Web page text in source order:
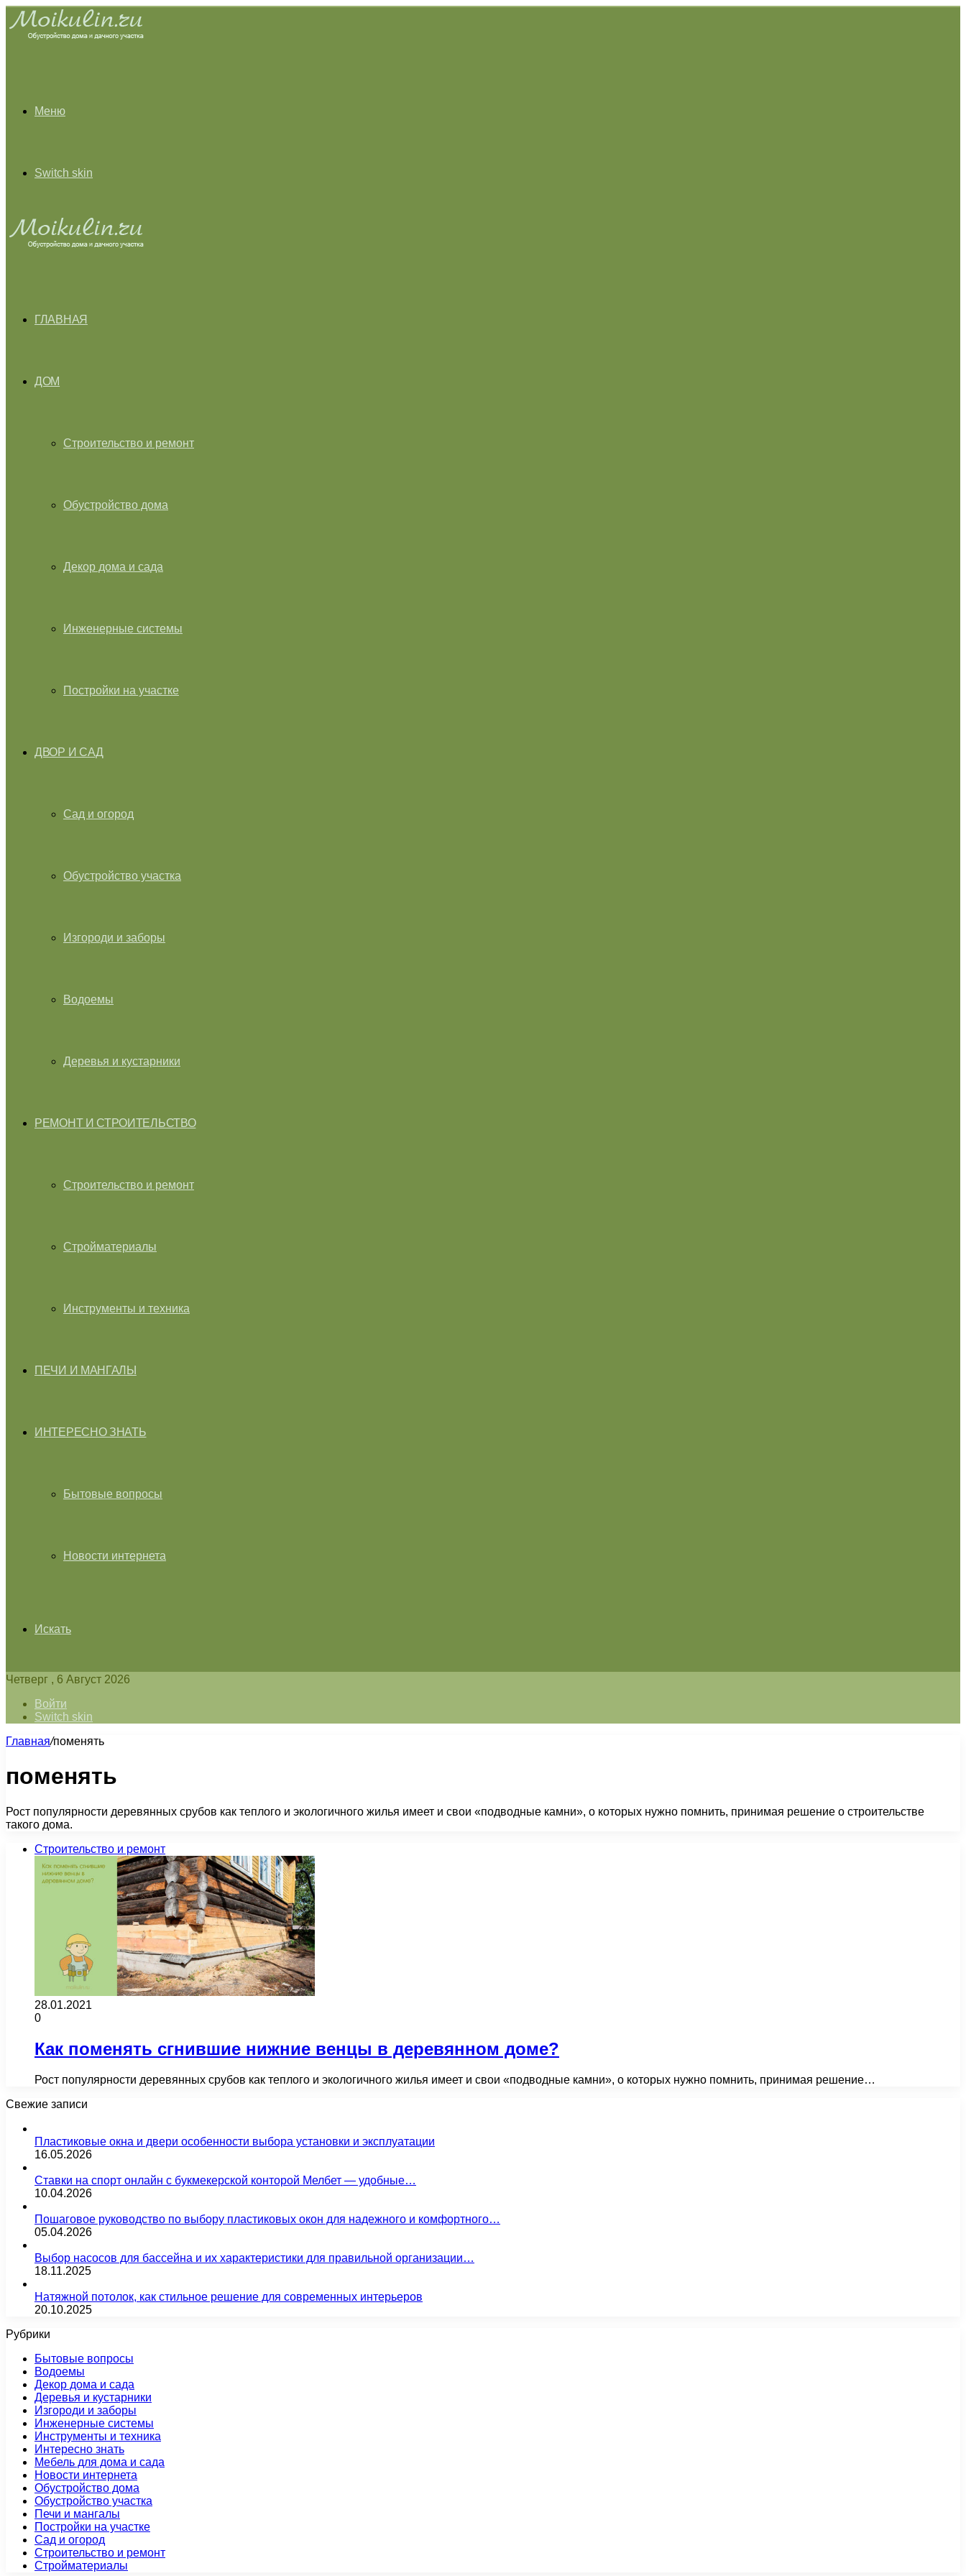
Меню
Switch skin
ГЛАВНАЯ
ДОМ
Строительство и ремонт
Обустройство дома
Декор дома и сада
Инженерные системы
Постройки на участке
ДВОР И САД
Сад и огород
Обустройство участка
Изгороди и заборы
Водоемы
Деревья и кустарники
РЕМОНТ И СТРОИТЕЛЬСТВО
Строительство и ремонт
Стройматериалы
Инструменты и техника
ПЕЧИ И МАНГАЛЫ
ИНТЕРЕСНО ЗНАТЬ
Бытовые вопросы
Новости интернета
Искать
Четверг , 6 Август 2026
Войти
Switch skin
Главная/поменять
поменять
Рост популярности деревянных срубов как теплого и экологичного жилья имеет и свои «подводные камни», о которых нужно помнить, принимая решение о строительстве
такого дома.
Строительство и ремонт
28.01.2021
0
Как поменять сгнившие нижние венцы в деревянном доме?
Рост популярности деревянных срубов как теплого и экологичного жилья имеет и свои «подводные камни», о которых нужно помнить, принимая решение…
Свежие записи
Пластиковые окна и двери особенности выбора установки и эксплуатации
16.05.2026
Ставки на спорт онлайн с букмекерской конторой Мелбет — удобные…
10.04.2026
Пошаговое руководство по выбору пластиковых окон для надежного и комфортного…
05.04.2026
Выбор насосов для бассейна и их характеристики для правильной организации…
18.11.2025
Натяжной потолок, как стильное решение для современных интерьеров
20.10.2025
Рубрики
Бытовые вопросы
Водоемы
Декор дома и сада
Деревья и кустарники
Изгороди и заборы
Инженерные системы
Инструменты и техника
Интересно знать
Мебель для дома и сада
Новости интернета
Обустройство дома
Обустройство участка
Печи и мангалы
Постройки на участке
Сад и огород
Строительство и ремонт
Стройматериалы